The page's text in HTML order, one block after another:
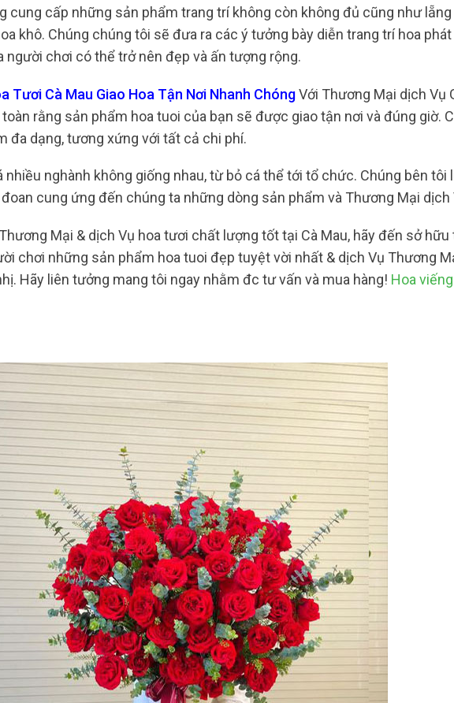
cung cấp những sản phẩm trang trí không còn không đủ cũng như lẵng
khô. Chúng chúng tôi sẽ đưa ra các ý tưởng bày diễn trang trí hoa
chơi có thể trở nên đẹp và ấn tượng rộng.
Tươi Cà Mau Giao Hoa Tận Nơi Nhanh ChóngVới Thương Mại dịch Vụ
rằng sản phẩm hoa tuoi của bạn sẽ được giao tận nơi và đúng giờ.
đa dạng, tương xứng với tất cả chi phí.
nhiều nghành không giống nhau, từ bỏ cá thể tới tổ chức. Chúng bên tôi
cung ứng đến chúng ta những dòng sản phẩm và Thương Mại dịch
Mại & dịch Vụ hoa tươi chất lượng tốt tại Cà Mau, hãy đến sở hữu
chơi những sản phẩm hoa tuoi đẹp tuyệt vời nhất & dịch Vụ Thương
Hãy liên tưởng mang tôi ngay nhằm đc tư vấn và mua hàng! Hoa